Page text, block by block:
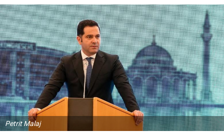
Petrit Malaj